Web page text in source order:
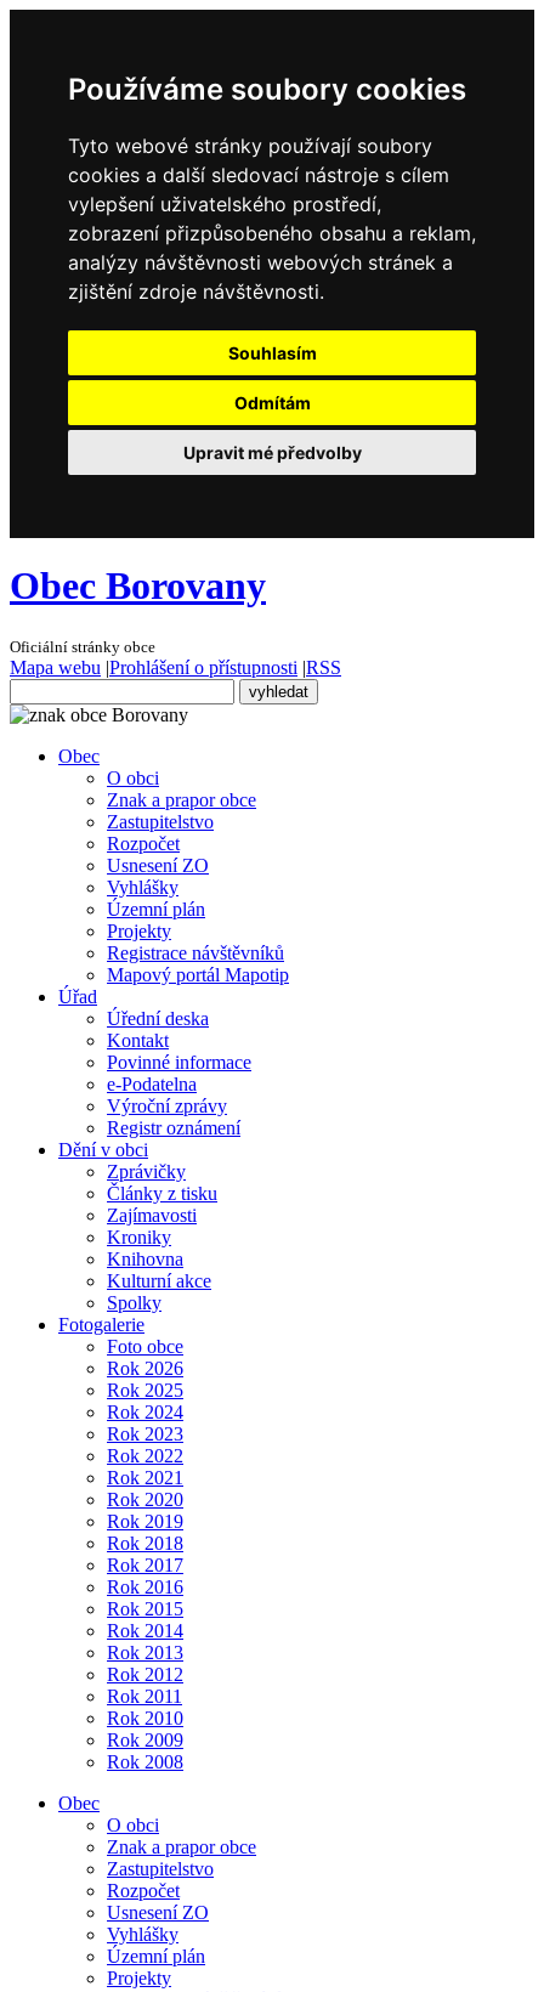
Používáme soubory cookies
Tyto webové stránky používají soubory
cookies a další sledovací nástroje s cílem
vylepšení uživatelského prostředí,
zobrazení přizpůsobeného obsahu a reklam,
analýzy návštěvnosti webových stránek a
zjištění zdroje návštěvnosti.
Souhlasím
Odmítám
Upravit mé předvolby
Obec Borovany
Oficiální stránky obce
Mapa webu |Prohlášení o přístupnosti |RSS
Obec
O obci
Znak a prapor obce
Zastupitelstvo
Rozpočet
Usnesení ZO
Vyhlášky
Územní plán
Projekty
Registrace návštěvníků
Mapový portál Mapotip
Úřad
Úřední deska
Kontakt
Povinné informace
e-Podatelna
Výroční zprávy
Registr oznámení
Dění v obci
Zprávičky
Články z tisku
Zajímavosti
Kroniky
Knihovna
Kulturní akce
Spolky
Fotogalerie
Foto obce
Rok 2026
Rok 2025
Rok 2024
Rok 2023
Rok 2022
Rok 2021
Rok 2020
Rok 2019
Rok 2018
Rok 2017
Rok 2016
Rok 2015
Rok 2014
Rok 2013
Rok 2012
Rok 2011
Rok 2010
Rok 2009
Rok 2008
Obec
O obci
Znak a prapor obce
Zastupitelstvo
Rozpočet
Usnesení ZO
Vyhlášky
Územní plán
Projekty